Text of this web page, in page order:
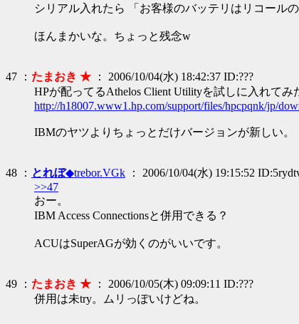
シリアル入れたら 「お客様のバッテリはリコール
ほんまかいな。ちょっと残念w
47 ： たまおき ★ ： 2006/10/04(水) 18:42:37 ID:???
HPが配ってるAthelos Client Utilityを試しに入れてみ
http://h18007.www1.hp.com/support/files/hpcpqnk/jp/
IBMのヤツよりちょっとだけバージョンが新しい。
48 ： とれぼ◆trebor.VGk ： 2006/10/04(水) 19:15:52
>>47
おー。
IBM Access Connectionsと併用できる？
ACUはSuperAGが効くのがいいです。
49 ： たまおき ★ ： 2006/10/05(木) 09:09:11 ID:???
併用は未try。ムリっぽいけどね。